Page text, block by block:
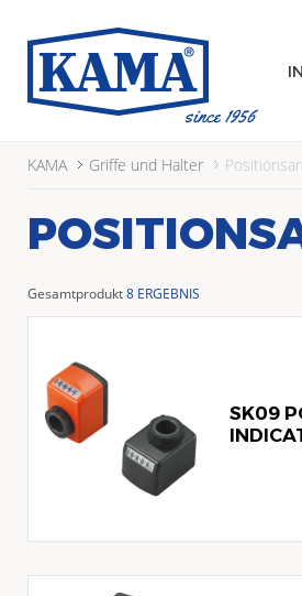
KAMA Griffe und Halter
Gesamtprodukt8 ERGEBNIS
SK09